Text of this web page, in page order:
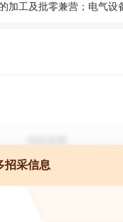
招采信息